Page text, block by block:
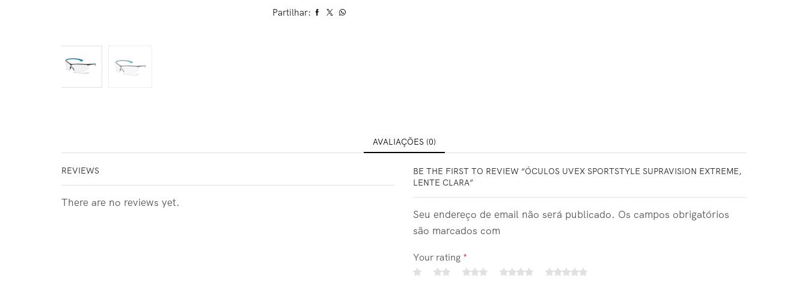
Partilhar:
AVALIAÇÕES (0)
REVIEWS
There are no reviews yet.
BE THE FIRST TO REVIEW “ÓCULOS UVEX SPORTSTYLE SUPRAVISION EXTREME,
LENTE CLARA”
Seu endereço de email não será publicado. Os campos obrigatórios
são marcados com
Your rating *